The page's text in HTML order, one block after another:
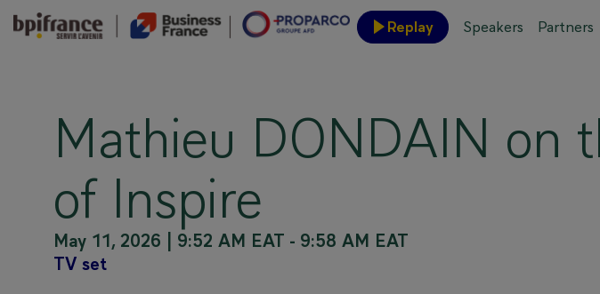
Replay Speakers Partners
Mathieu DONDAIN on
of Inspire
May 11, 2026 9:52 AM EAT - 9:58 AM EAT
TV set